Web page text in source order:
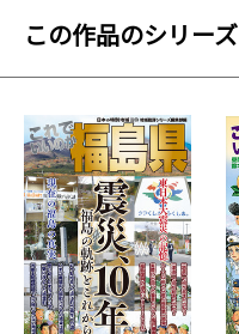
この作品のシリーズ